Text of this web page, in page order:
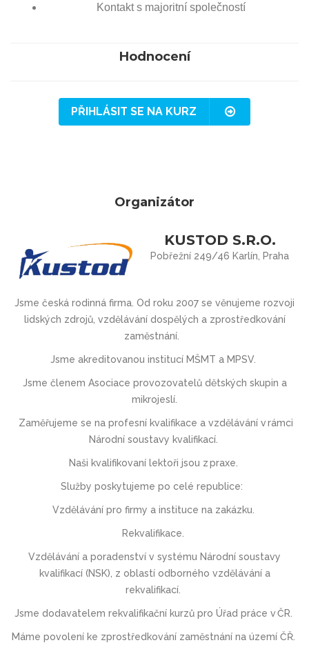
Kontakt s majoritní společností
Hodnocení
PŘIHLÁSIT SE NA KURZ
Organizátor
KUSTOD S.R.O.
Pobřežní 249/46 Karlín, Praha
Jsme česká rodinná firma. Od roku 2007 se věnujeme rozvoji
lidských zdrojů, vzdělávání dospělých a zprostředkování
zaměstnání.
Jsme akreditovanou institucí MŠMT a MPSV.
Jsme členem Asociace provozovatelůdětských skupin a
mikrojeslí.
Zaměřujeme se na profesní kvalifikace a vzdělávání v rámci
Národní soustavy kvalifikací.
Naši kvalifikovaní lektoři jsou z praxe.
Služby poskytujeme po celé republice:
Vzdělávání pro firmy a instituce na zakázku.
Rekvalifikace
Vzdělávání a poradenství v systému Národní soustavy
kvalifikací (NSK), z oblastí odborného vzdělávání a
rekvalifikací.
Jsme dodavatelem rekvalifikační kurzů pro Úřad práce v ČR.
Máme povolení ke zprostředkování zaměstnání na území ČŘ.